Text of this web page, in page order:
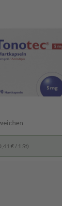
€ / 1 St)